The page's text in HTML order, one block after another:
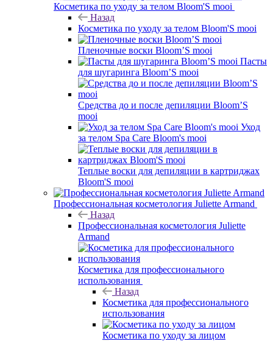
Косметика по уходу за телом Bloom'S mooi
Назад
Косметика по уходу за телом Bloom'S mooi
Пленочные воски Bloom’S mooi
Пасты
для шугаринга Bloom’S mooi
Средства до и после депиляции Bloom’S
mooi
Уход
за телом Spa Care Bloom's mooi
Теплые воски для депиляции в картриджах
Bloom'S mooi
Профессиональная косметология Juliette Armand
Назад
Профессиональная косметология Juliette
Armand
Косметика для профессионального
использования
Назад
Косметика для профессионального
использования
Косметика по уходу за лицом